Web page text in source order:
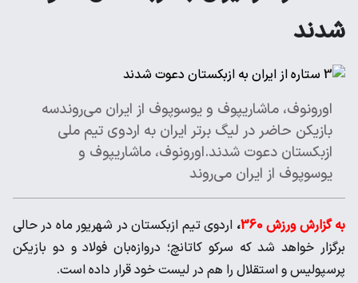
شدند
اورونوف، ماشاریپوف و یوسوپوف از ایران می‌روندسه
بازیکن حاضر در لیگ برتر ایران به اردوی تیم ملی
ازبکستان دعوت شدند.اورونوف، ماشاریپوف و
یوسوپوف از ایران می‌روند
به گزارش ورزش 360 ، اردوی تیم ازبکستان در شهریور ماه در حالی
برگزار خواهد شد که سرکو کاتانچ؛ دروازه‌بان فولاد و دو بازیکن
پرسپولیس و استقلال را هم در لیست خود قرار داده است.